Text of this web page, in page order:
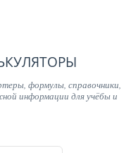
формулы, справочники,
информации для учёбы и